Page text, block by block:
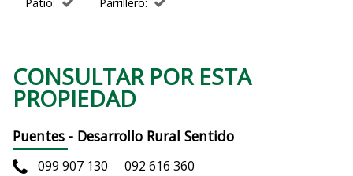
CONSULTAR POR ESTA
PROPIEDAD
Puentes - Desarrollo Rural Sentido
099 907 130
092 616 360